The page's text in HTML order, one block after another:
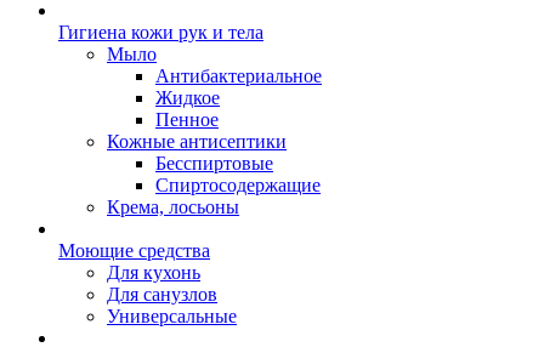
Гигиена кожи рук и тела
Мыло
Антибактериальное
Жидкое
Пенное
Кожные антисептики
Бесспиртовые
Cпиртосодержащие
Крема, лосьоны
Моющие средства
Для кухонь
Для санузлов
Универсальные